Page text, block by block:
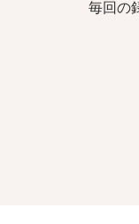
毎回の